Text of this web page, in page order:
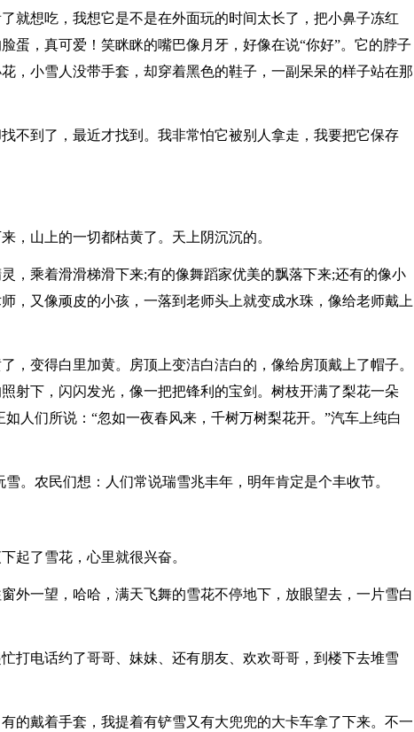
就想吃，我想它是不是在外面玩的时间太长了，把小鼻子冻红
蛋，真可爱！笑眯眯的嘴巴像月牙，好像在说“你好”。它的脖子
，小雪人没带手套，却穿着黑色的鞋子，一副呆呆的样子站在那
不到了，最近才找到。我非常怕它被别人拿走，我要把它保存
，山上的一切都枯黄了。天上阴沉沉的。
，乘着滑滑梯滑下来;有的像舞蹈家优美的飘落下来;还有的像小
，又像顽皮的小孩，一落到老师头上就变成水珠，像给老师戴上
，变得白里加黄。房顶上变洁白洁白的，像给房顶戴上了帽子。
射下，闪闪发光，像一把把锋利的宝剑。树枝开满了梨花一朵
人们所说：“忽如一夜春风来，千树万树梨花开。”汽车上纯白
。农民们想：人们常说瑞雪兆丰年，明年肯定是个丰收节。
起了雪花，心里就很兴奋。
外一望，哈哈，满天飞舞的雪花不停地下，放眼望去，一片雪白
打电话约了哥哥、妹妹、还有朋友、欢欢哥哥，到楼下去堆雪
的戴着手套，我提着有铲雪又有大兜兜的大卡车拿了下来。不一